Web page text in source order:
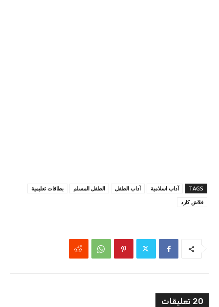
TAGS آداب اسلامية آداب الطفل الطفل المسلم
بطاقات تعليمية
فلاش كارد
20 تعليقات